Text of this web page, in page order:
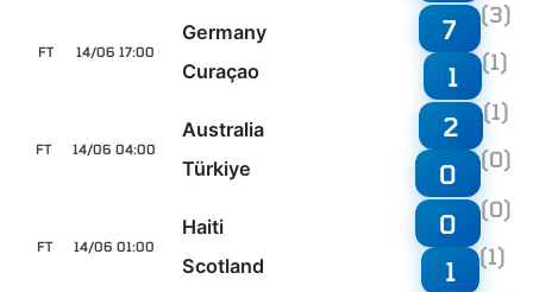
14/06 17:00
FT
Germany
Curaçao
7 (3)
1 (1)
14/06 04:00
FT
Australia
Türkiye
2 (1)
0 (0)
14/06 01:00
FT
Haiti
Scotland
0 (0)
1 (1)